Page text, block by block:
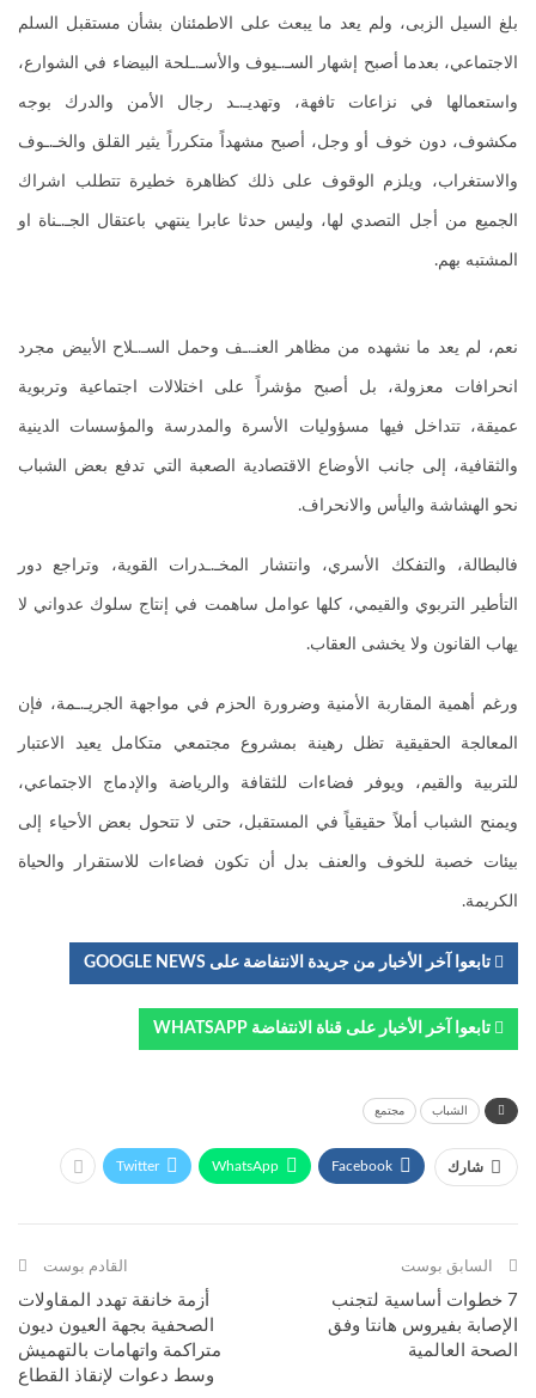
بلغ السيل الزبى، ولم يعد ما يبعث على الاطمئنان بشأن مستقبل السلم
الاجتماعي، بعدما أصبح إشهار السـ.ـيوف والأسـ.ـلحة البيضاء في الشوارع،
واستعمالها في نزاعات تافهة، وتهديـ.ـد رجال الأمن والدرك بوجه
مكشوف، دون خوف أو وجل، أصبح مشهداً متكرراً يثير القلق والخـ.ـوف
والاستغراب، ويلزم الوقوف على ذلك كظاهرة خطيرة تتطلب اشراك
الجميع من أجل التصدي لها، وليس حدثا عابرا ينتهي باعتقال الجـ.ـناة او
المشتبه بهم.
نعم، لم يعد ما نشهده من مظاهر العنـ.ـف وحمل السـ.ـلاح الأبيض مجرد
انحرافات معزولة، بل أصبح مؤشراً على اختلالات اجتماعية وتربوية
عميقة، تتداخل فيها مسؤوليات الأسرة والمدرسة والمؤسسات الدينية
والثقافية، إلى جانب الأوضاع الاقتصادية الصعبة التي تدفع بعض الشباب
نحو الهشاشة واليأس والانحراف.
فالبطالة، والتفكك الأسري، وانتشار المخـ.ـدرات القوية، وتراجع دور
التأطير التربوي والقيمي، كلها عوامل ساهمت في إنتاج سلوك عدواني لا
يهاب القانون ولا يخشى العقاب.
ورغم أهمية المقاربة الأمنية وضرورة الحزم في مواجهة الجريـ.ـمة، فإن
المعالجة الحقيقية تظل رهينة بمشروع مجتمعي متكامل يعيد الاعتبار
للتربية والقيم، ويوفر فضاءات للثقافة والرياضة والإدماج الاجتماعي،
ويمنح الشباب أملاً حقيقياً في المستقبل، حتى لا تتحول بعض الأحياء إلى
بيئات خصبة للخوف والعنف بدل أن تكون فضاءات للاستقرار والحياة
الكريمة.
تابعوا آخر الأخبار من جريدة الانتفاضة على GOOGLE NEWS
تابعوا آخر الأخبار على قناة الانتفاضة WHATSAPP
الشباب مجتمع
شارك Facebook
WhatsApp
Twitter
السابق بوست
7 خطوات أساسية لتجنب
الإصابة بفيروس هانتا وفق
الصحة العالمية
القادم بوست
أزمة خانقة تهدد المقاولات
الصحفية بجهة العيون ديون
متراكمة واتهامات بالتهميش
وسط دعوات لإنقاذ القطاع